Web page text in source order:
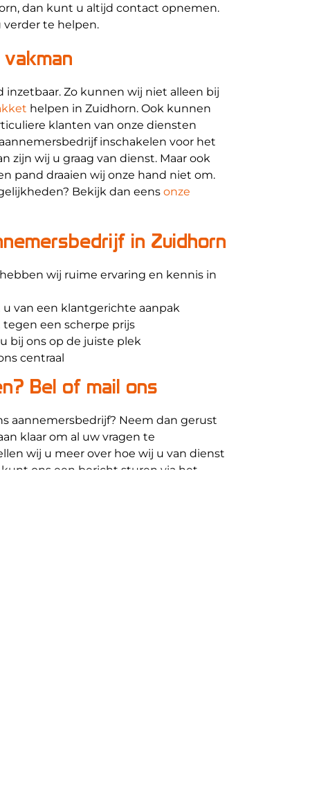
dan kunt u altijd contact opnemen.
verder te helpen.
inzetbaar. Zo kunnen wij niet alleen bij
helpen in Zuidhorn. Ook kunnen
klanten van onze diensten
inschakelen voor het
zijn wij u graag van dienst. Maar ook
pand draaien wij onze hand niet om.
Bekijk dan eens onze
in Zuidhorn
wij ruime ervaring en kennis in
van een klantgerichte aanpak
een scherpe prijs
bij ons op de juiste plek
centraal
Bel of mail ons
aannemersbedrijf? Neem dan gerust
klaar om al uw vragen te
wij u meer over hoe wij u van dienst
ons een bericht sturen via het